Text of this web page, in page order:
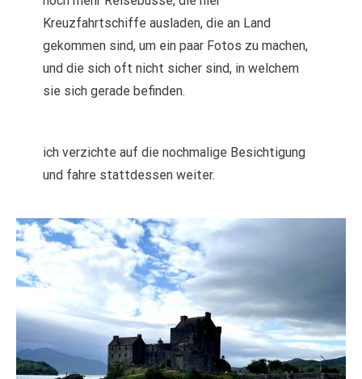
Kreuzfahrtschiffe ausladen, die an Land
gekommen sind, um ein paar Fotos zu machen,
und die sich oft nicht sicher sind, in welchem
sie sich gerade befinden.
ich verzichte auf die nochmalige Besichtigung
und fahre stattdessen weiter.